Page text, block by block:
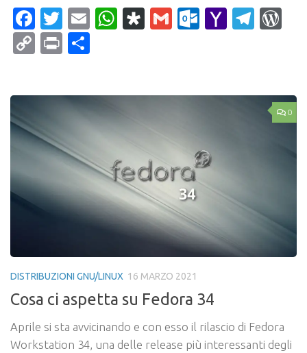
Facebook
Twitter
EmailWhatsApp
Diaspora
Gmail Yahoo
CopyPrint
0
DISTRIBUZIONI GNU/LINUX 16 MARZO 2021
Cosa ci aspetta su Fedora 34
Aprile si sta avvicinando e con esso il rilascio di Fedora
Workstation 34, una delle release più interessanti degli